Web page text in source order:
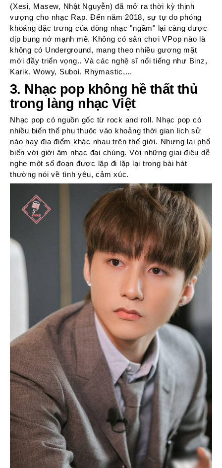
(Xesi, Masew, Nhật Nguyễn) đã mở ra thời kỳ thịnh
vượng cho nhạc Rap. Đến năm 2018, sự tự do phóng
khoáng đặc trưng của dòng nhạc "ngầm" lại càng được
dịp bung nở mạnh mẽ. Không có sân chơi VPop nào là
không có Underground, mang theo nhiều gương mặt
mới đầy triển vọng.. Và các nghệ sĩ nổi tiếng như Binz,
Karik, Wowy, Suboi, Rhymastic,...
3. Nhạc pop không hề thất thủ
trong làng nhạc Việt
Nhạc pop có nguồn gốc từ rock and roll. Nhạc pop có
nhiều biến thể phụ thuộc vào khoảng thời gian lịch sử
nào hay địa điểm khác nhau trên thế giới. Nhưng lại phổ
biến với giới âm nhạc đại chúng. Với những giai điệu dễ
nghe một số đoạn được lặp đi lặp lại trong bài hát
thường nói về tình yêu, cảm xúc.